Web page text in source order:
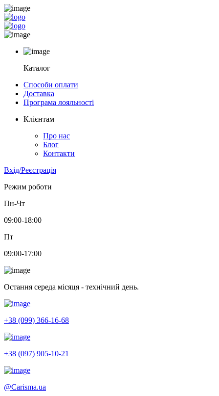
Каталог
Способи оплати
Доставка
Програма лояльності
Клієнтам
Про нас
Блог
Контакти
Вхід/Реєстрація
Режим роботи
Пн-Чт
09:00-18:00
Пт
09:00-17:00
Остання середа місяця - технічний день.
+38 (099) 366-16-68
+38 (097) 905-10-21
@Carisma.ua